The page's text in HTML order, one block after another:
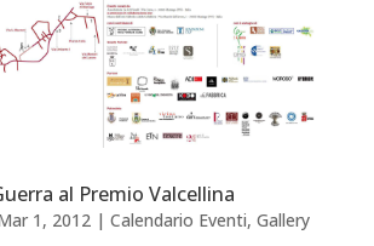
al Premio Valcellina
1, 2012| Calendario Eventi, Gallery